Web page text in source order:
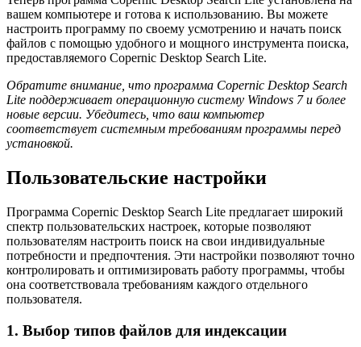
вашем компьютере и готова к использованию. Вы можете
настроить программу по своему усмотрению и начать поиск
файлов с помощью удобного и мощного инструмента поиска,
предоставляемого Copernic Desktop Search Lite.
Обратите внимание, что программа Copernic Desktop Search
Lite поддерживает операционную систему Windows 7 и более
новые версии. Убедитесь, что ваш компьютер
соответствует системным требованиям программы перед
установкой.
Пользовательские настройки
Программа Copernic Desktop Search Lite предлагает широкий
спектр пользовательских настроек, которые позволяют
пользователям настроить поиск на свои индивидуальные
потребности и предпочтения. Эти настройки позволяют точно
контролировать и оптимизировать работу программы, чтобы
она соответствовала требованиям каждого отдельного
пользователя.
1. Выбор типов файлов для индексации